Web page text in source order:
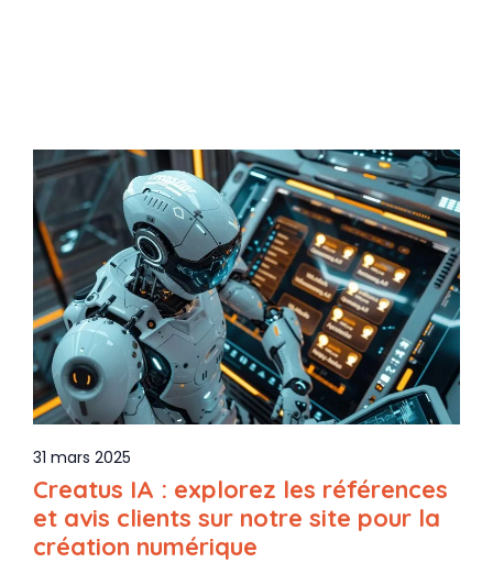
31 mars 2025
Creatus IA : explorez les références
et avis clients sur notre site pour la
création numérique